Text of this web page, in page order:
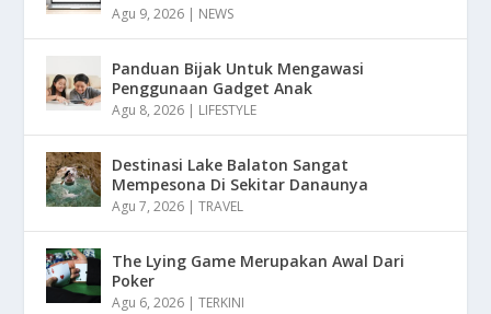
Agu 9, 2026 | NEWS
Panduan Bijak Untuk Mengawasi
Penggunaan Gadget Anak
Agu 8, 2026 | LIFESTYLE
Destinasi Lake Balaton Sangat
Mempesona Di Sekitar Danaunya
Agu 7, 2026 |TRAVEL
The Lying Game Merupakan Awal Dari
Poker
Agu 6, 2026 |TERKINI